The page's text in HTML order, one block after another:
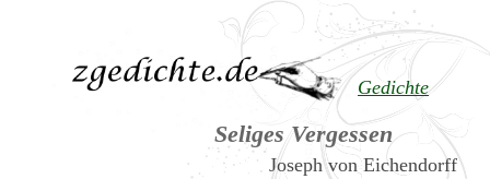
Gedichte
Seliges Vergessen
Joseph von Eichendorff